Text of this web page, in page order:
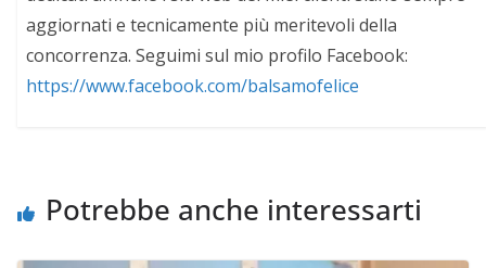
aggiornati e tecnicamente più meritevoli della
concorrenza. Seguimi sul mio profilo Facebook:
https://www.facebook.com/balsamofelice
Potrebbe anche interessarti